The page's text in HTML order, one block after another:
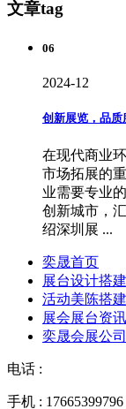
文章tag
06
2024-12
创新展览，品质
在现代商业
市场拓展的
业需要专业
创新城市，
绍深圳展 ...
奕晟首页
展台设计搭建
活动美陈搭建
展会展台资讯
奕晟会展公司
电话 :
手机 : 17665399796